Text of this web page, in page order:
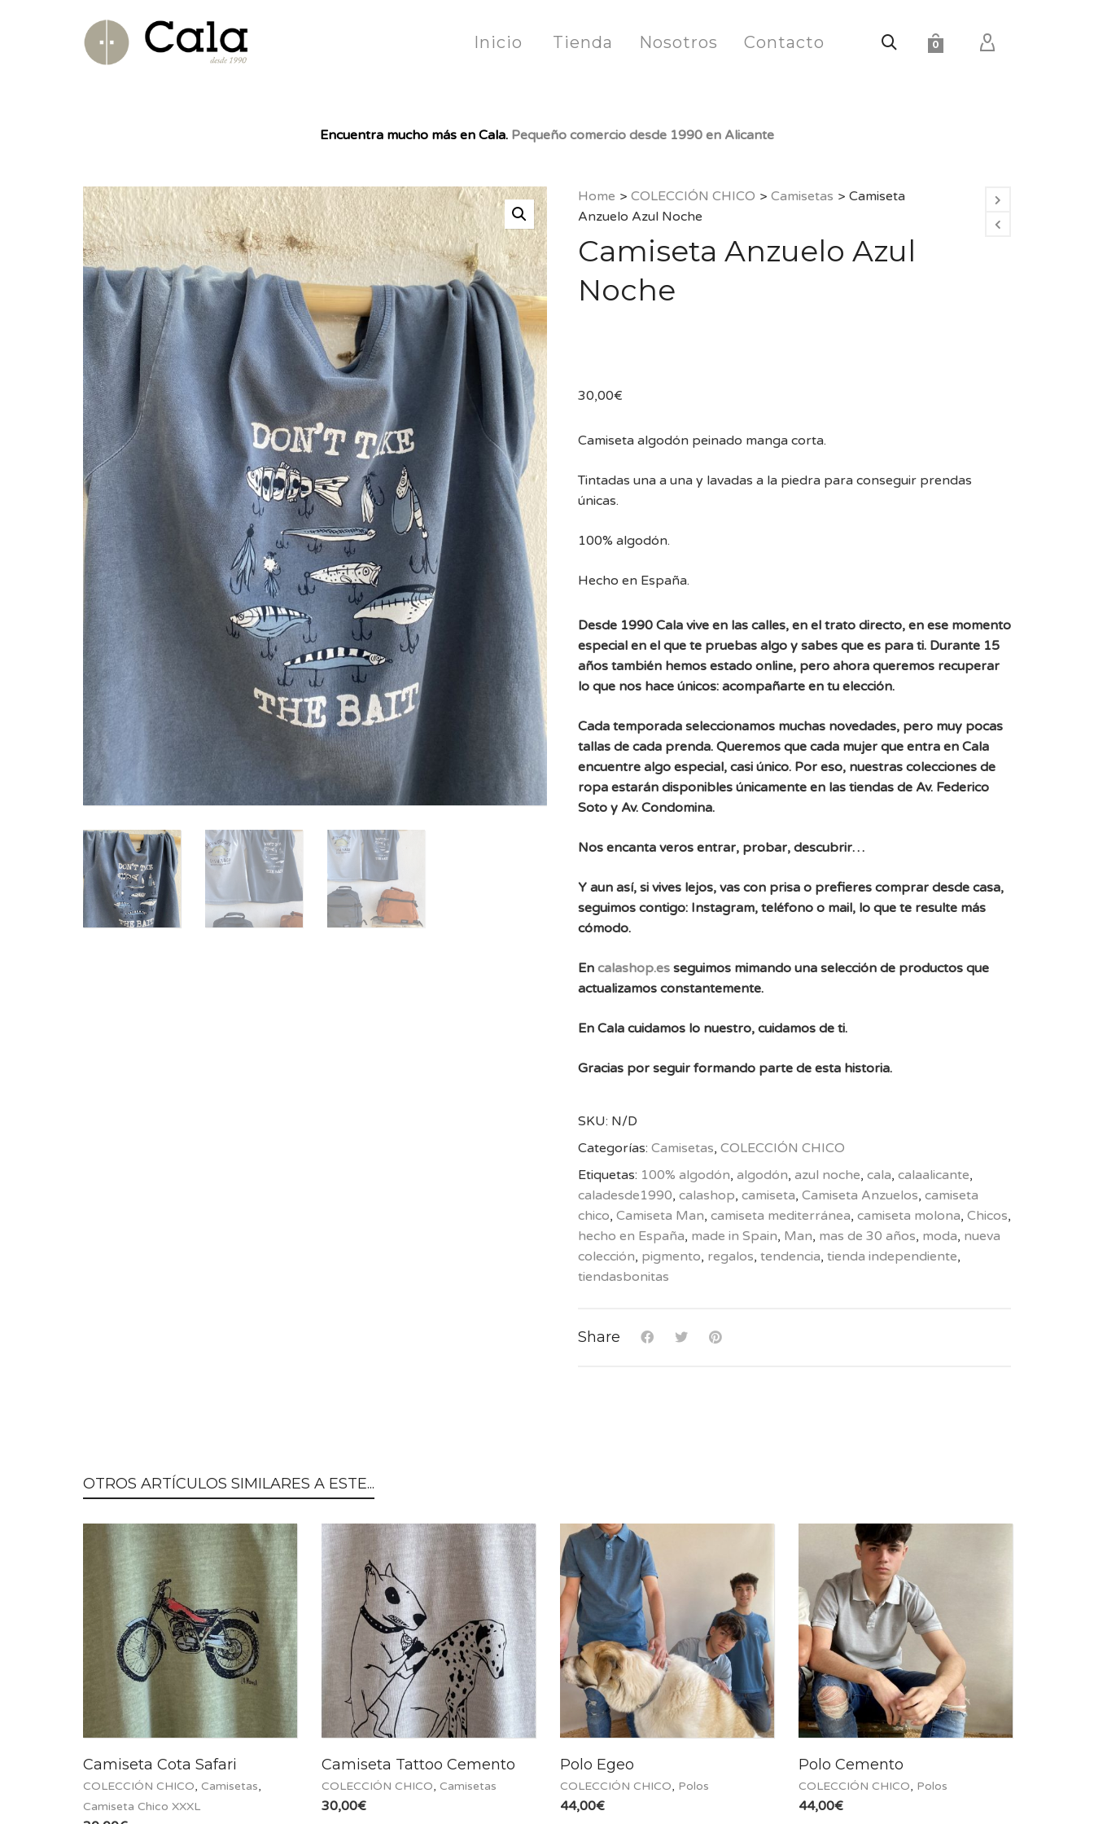
0
Inicio Tienda Nosotros Contacto
Encuentra mucho más en Cala. Pequeño comercio desde 1990 en Alicante
Home > COLECCIÓN CHICO > Camisetas > Camiseta
Anzuelo Azul Noche
Camiseta Anzuelo Azul
Noche
30,00€
Camiseta algodón peinado manga corta.
Tintadas una a una y lavadas a la piedra para conseguir prendas
únicas.
100% algodón.
Hecho en España.
Desde 1990 Cala vive en las calles, en el trato directo, en ese momento
especial en el que te pruebas algo y sabes que es para ti. Durante 15
años también hemos estado online, pero ahora queremos recuperar
lo que nos hace únicos: acompañarte en tu elección.
Cada temporada seleccionamos muchas novedades, pero muy pocas
tallas de cada prenda. Queremos que cada mujer que entra en Cala
encuentre algo especial, casi único. Por eso, nuestras colecciones de
ropa estarán disponibles únicamente en las tiendas de Av. Federico
Soto y Av. Condomina.
Nos encanta veros entrar, probar, descubrir…
Y aun así, si vives lejos, vas con prisa o prefieres comprar desde casa,
seguimos contigo: Instagram, teléfono o mail, lo que te resulte más
cómodo.
En calashop.esseguimos mimando una selección de productos que
actualizamos constantemente.
En Cala cuidamos lo nuestro, cuidamos de ti.
Gracias por seguir formando parte de esta historia.
SKU: N/D
Categorías: Camisetas, COLECCIÓN CHICO
Etiquetas: 100% algodón, algodón, azul noche, cala, calaalicante,
caladesde1990, calashop, camiseta, Camiseta Anzuelos, camiseta
chico, Camiseta Man, camiseta mediterránea, camiseta molona, Chicos,
hecho en España, made in Spain, Man, mas de 30 años, moda, nueva
colección, pigmento, regalos, tendencia, tienda independiente,
tiendasbonitas
Share
OTROS ARTÍCULOS SIMILARES A ESTE...
Camiseta Cota Safari
COLECCIÓN CHICO, Camisetas,
Camiseta Chico XXXL
Camiseta Tattoo Cemento
COLECCIÓN CHICO, Camisetas
30,00€
Polo Egeo
COLECCIÓN CHICO, Polos
44,00€
Polo Cemento
COLECCIÓN CHICO, Polos
44,00€